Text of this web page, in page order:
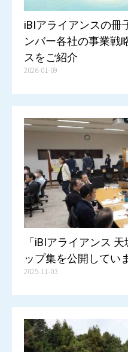
iBIアライアンスの
ンバー各社の事業戦
スをご紹介
2026-01-09
「iBIアライアンス
ップ集を公開してい
2025-11-03